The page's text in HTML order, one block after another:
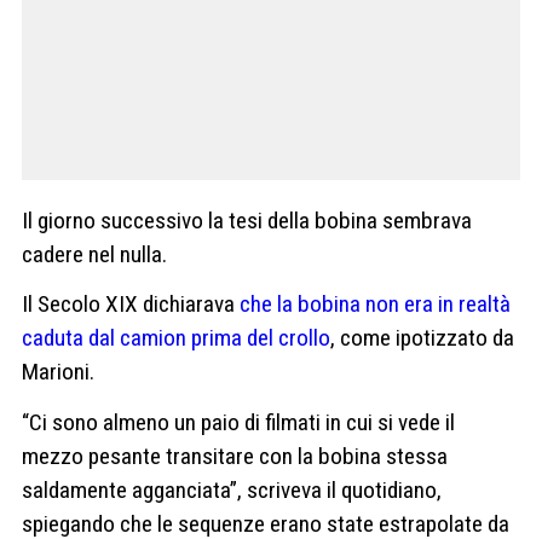
Il giorno successivo la tesi della bobina sembrava
cadere nel nulla.
Il Secolo XIX dichiarava che la bobina non era in realtà
caduta dal camion prima del crollo, come ipotizzato da
Marioni.
“Ci sono almeno un paio di filmati in cui si vede il
mezzo pesante transitare con la bobina stessa
saldamente agganciata”, scriveva il quotidiano,
spiegando che le sequenze erano state estrapolate da